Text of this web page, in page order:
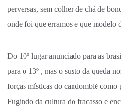
perversas, sem colher de chá de
onde foi que erramos e que modelo
Do 10º lugar anunciado para as
para o 13º , mas o susto da queda
forças místicas do candomblé como
Fugindo da cultura do fracasso e